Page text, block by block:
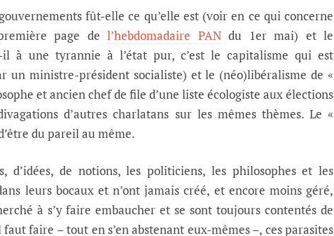
fût-elle ce qu’elle est (voir en ce qui concerne
page del’hebdomadaire PANdu 1er mai) et le
il à une tyrannie à l’état pur, c’est le capitalisme qui est
un ministre-président socialiste) et le (néo)libéralisme de «
et ancien chef de file d’une liste écologiste aux élections
d’autres charlatans sur les mêmes thèmes. Le «
du pareil au même.
d’idées, de notions, les politiciens, les philosophes et les
leurs bocaux et n’ont jamais créé, et encore moins géré,
à s’y faire embaucher et se sont toujours contentés de
faire – tout en s’en abstenant eux-mêmes –, ces parasites